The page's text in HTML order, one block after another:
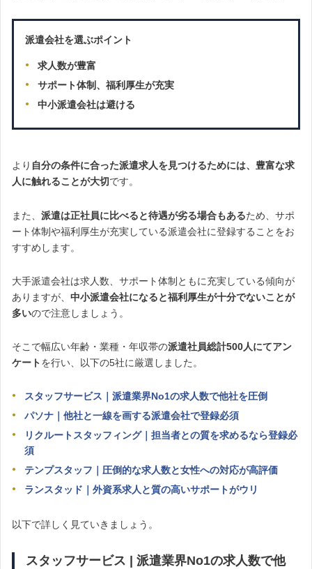
派遣会社を選ぶポイント
求人数が豊富
サポート体制、福利厚生が充実
中小派遣会社は避ける
より 自分の条件に合った派遣求人を見つけるためには、豊富な求
人に触れることが大切です。
また、 派遣は正社員に比べると待遇が劣る場合もあるため、サポ
ート体制や福利厚生が充実している派遣会社に登録することをお
すすめします。
大手派遣会社は求人数、サポート体制ともに充実している傾向が
ありますが、 中小派遣会社になると福利厚生が十分でないことが
多いので注意しましょう。
そこで幅広い年齢・業種・年収帯の派遣社員総計500人にてアン
ケートを行い、以下の5社に厳選しました。
スタッフサービス｜派遣業界No1の求人数で他社を圧倒
パソナ｜他社と一線を画する派遣会社で登録必須
リクルートスタッフィング｜担当者との質を求めるなら登録必
須
テンプスタッフ｜圧倒的な求人数と女性への対応が高評価
ランスタッド｜外資系求人と質の高いサポートがウリ
以下で詳しく見ていきましょう。
スタッフサービス | 派遣業界No1の求人数で他